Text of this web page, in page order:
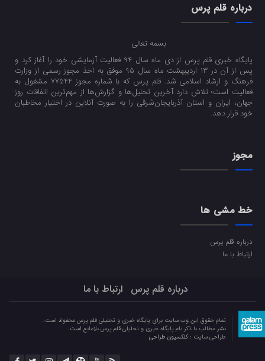
درباره قلم پرس
بسمه تعالی
پایگاه خبری قلم پرس از دی ماه سال 94 فعالیت آزمایشی خود را آغاز کرد و
پس از آن در 13 اردیبهشت ماه سال 95 موفق به اخذ مجوز رسمی از وزارت
فرهنگ و ارشاد اسلامی شد. قلم پرس که با شماره مجوز 77544 مشغول به
فعالیت است؛ تلاش دارد آخرین تحلیل‌ها و گزارش‌ها از مهم‌ترین اتفاقات روز
جهان، ایران و استان آذربایجان‌شرقی را به صورت آنلاین در اختیار مخاطبان
خود قرار دهد.
مجوز
خط مشی ها
درباره قلم پرس
ارتباط با ما
درباره قلم پرس ارتباط با ما
تمام حقوق این وب سایت برای پایگاه خبری و تحلیلی قلم پرس محفوظ است.
نشر مطالب با ذکر نام پایگاه خبری و تحلیلی قلم پرس بلامانع است.
طراحی سایت : کلکسیون طراحی